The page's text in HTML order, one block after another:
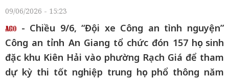
09/06/2026 - 15:23
- Chiều 9/6, “Đội xe Công an tình nguyện”
Công an tỉnh An Giang tổ chức đón 157 học sinh
đặc khu Kiên Hải vào phường Rạch Giá để tham
dự kỳ thi tốt nghiệp trung học phổ thông năm